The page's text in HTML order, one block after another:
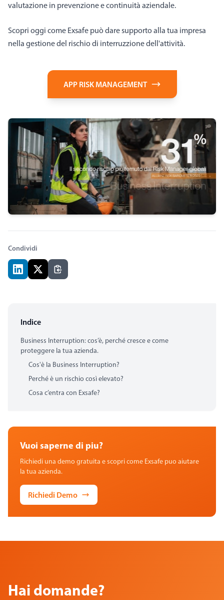
valutazione in prevenzione e continuità aziendale.
Scopri oggi come Exsafe può dare supporto alla tua impresa
nella gestione del rischio di interruzzione dell'attività.
APP RISK MANAGEMENT
Condividi
Indice
Business Interruption: cos’è, perché cresce e come
proteggere la tua azienda.
Cos'è la Business Interruption?
Perché è un rischio così elevato?
Cosa c’entra con Exsafe?
Vuoi saperne di piu?
Richiedi una demo gratuita e scopri come Exsafe puo aiutare
la tua azienda.
Richiedi Demo
Hai domande?